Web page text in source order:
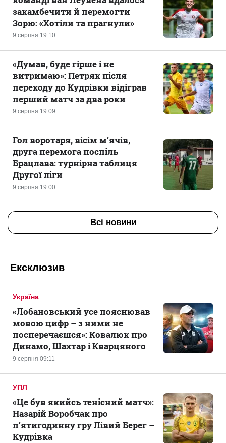
9 серпня 19:10
закамбечити й перемогти
Зорю: «Хотіли та прагнули»
9 серпня 19:09
«Думав, буде гірше і не
витримаю»: Петряк після
переходу до Кудрівки відіграв
перший матч за два роки
9 серпня 19:00
Гол воротаря, вісім м’ячів,
друга перемога поспіль
Брацлава: турнірна таблиця
Другої ліги
Всі новини
Ексклюзив
Україна
9 серпня 09:11
«Лобановський усе пояснював
мовою цифр – з ними не
посперечаєшся»: Ковалюк про
Динамо, Шахтар і Кварцяного
УПЛ
«Це був якийсь тенісний матч»:
Назарій Воробчак про
п’ятигодинну гру Лівий Берег –
Кудрівка